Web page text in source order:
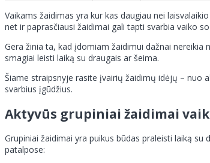
Vaikams žaidimas yra kur kas daugiau nei
net ir paprasčiausi žaidimai gali tapti svarbia vaiko
Gera žinia ta, kad įdomiam žaidimui dažnai
smagiai leisti laiką su draugais ar šeima.
Šiame straipsnyje rasite įvairių žaidimų idėjų – nuo
svarbius įgūdžius.
Aktyvūs grupiniai žaidimai
Grupiniai žaidimai yra puikus būdas praleisti laiką
patalpose: